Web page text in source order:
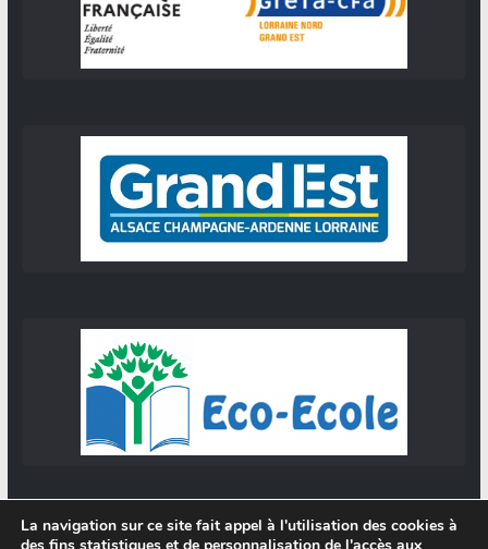
La navigation sur ce site fait appel à l'utilisation des cookies à